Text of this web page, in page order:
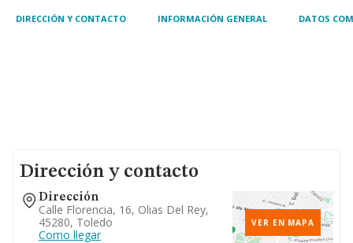
DIRECCIÓN Y CONTACTO INFORMACIÓN GENERAL DATOS
Dirección y contacto
Dirección
Calle Florencia, 16, Olias Del Rey,
45280, Toledo
Como llegar
VER EN MAPA